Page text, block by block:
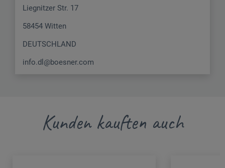
Liegnitzer Str. 17
58454 Witten
DEUTSCHLAND
info.dl@boesner.com
Kunden kauften auch